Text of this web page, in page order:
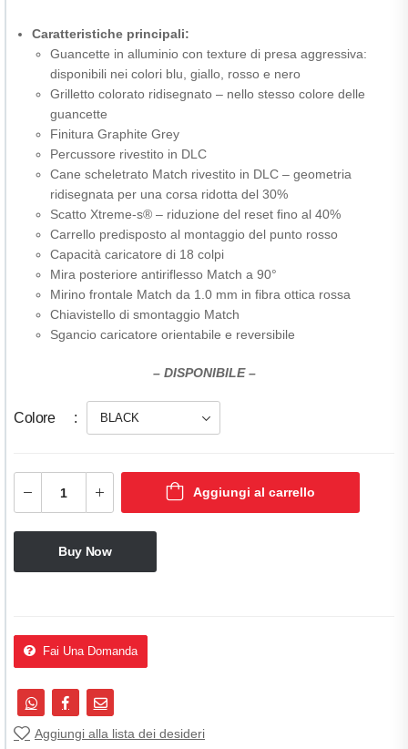
Caratteristiche principali:
Guancette in alluminio con texture di presa aggressiva:
disponibili nei colori blu, giallo, rosso e nero
Grilletto colorato ridisegnato – nello stesso colore delle
guancette
Finitura Graphite Grey
Percussore rivestito in DLC
Cane scheletrato Match rivestito in DLC – geometria
ridisegnata per una corsa ridotta del 30%
Scatto Xtreme-s® – riduzione del reset fino al 40%
Carrello predisposto al montaggio del punto rosso
Capacità caricatore di 18 colpi
Mira posteriore antiriflesso Match a 90°
Mirino frontale Match da 1.0 mm in fibra ottica rossa
Chiavistello di smontaggio Match
Sgancio caricatore orientabile e reversibile
– DISPONIBILE –
Colore
Aggiungi al carrello
Buy Now
Fai Una Domanda
Aggiungi alla lista dei desideri